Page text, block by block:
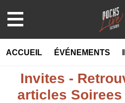
ACCUEIL ÉVÉNEMENTS
Invites -
articles